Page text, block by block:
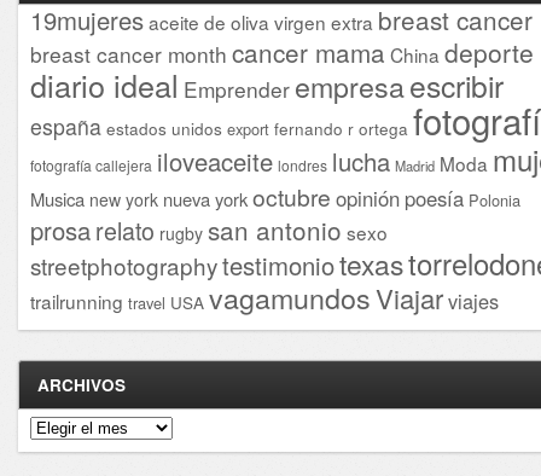
19mujeresaceite de oliva virgen extra breast cancer
breast cancer month cancer mama China deporte
diario ideal Emprender empresaescribir
españa estados unidos export fernando r ortega
fotografía callejera iloveaceite londres lucha Madrid Moda
Musica new york nueva yorkoctubre opinión poesía Polonia
prosarelato rugby san antonio sexo
streetphotographytestimoniotexas
trailrunning travel USA vagamundosViajarviajes
ARCHIVOS
Archivos